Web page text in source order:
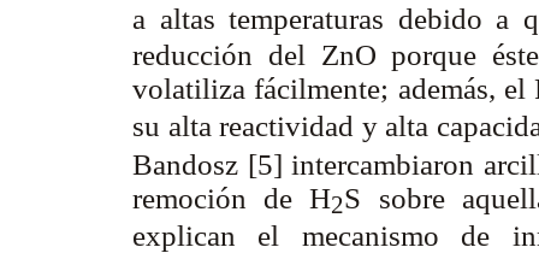
a altas temperaturas debido a
reducción del ZnO porque
volatiliza fácilmente; además, el
su alta reactividad y alta
Bandosz [5] intercambiaron
remoción de H2S sobre
explican el mecanismo de